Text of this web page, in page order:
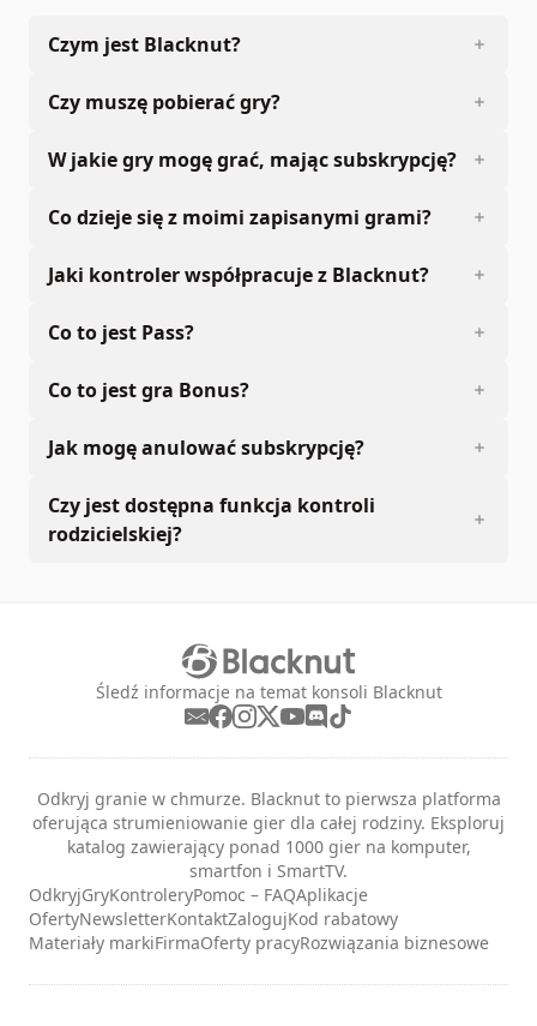
Czym jest Blacknut?
Czy muszę pobierać gry?
W jakie gry mogę grać, mając subskrypcję?
Co dzieje się z moimi zapisanymi grami?
Jaki kontroler współpracuje z Blacknut?
Co to jest Pass?
Co to jest gra Bonus?
Jak mogę anulować subskrypcję?
Czy jest dostępna funkcja kontroli
rodzicielskiej?
Śledź informacje na temat konsoli Blacknut
Odkryj granie w chmurze. Blacknut to pierwsza platforma
oferująca strumieniowanie gier dla całej rodziny. Eksploruj
katalog zawierający ponad 1000 gier na komputer,
smartfon i SmartTV.
OdkryjGryKontroleryPomoc – FAQAplikacje
OfertyNewsletterKontaktZalogujKod rabatowy
Materiały markiFirmaOferty pracyRozwiązania biznesowe